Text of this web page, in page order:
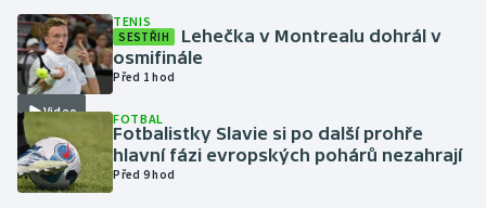
Jezdectví
Judo
Krasobruslení
Lezení
Video
TENIS
SESTŘIH
Lehečka v Montrealu dohrál v
osmifinále
Před 1 hod
FOTBAL
Fotbalistky Slavie si po další prohře
hlavní fázi evropských pohárů nezahrají
Před 9 hod